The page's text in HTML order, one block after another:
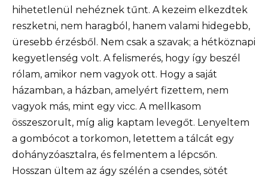
hihetetlenül nehéznek tűnt. A kezeim elkezdtek
reszketni, nem haragból, hanem valami hidegebb,
üresebb érzésből. Nem csak a szavak; a hétköznapi
kegyetlenség volt. A felismerés, hogy így beszél
rólam, amikor nem vagyok ott. Hogy a saját
házamban, a házban, amelyért fizettem, nem
vagyok más, mint egy vicc. A mellkasom
összeszorult, míg alig kaptam levegőt. Lenyeltem
a gombócot a torkomon, letettem a tálcát egy
dohányzóasztalra, és felmentem a lépcsőn.
Hosszan ültem az ágy szélén a csendes, sötét